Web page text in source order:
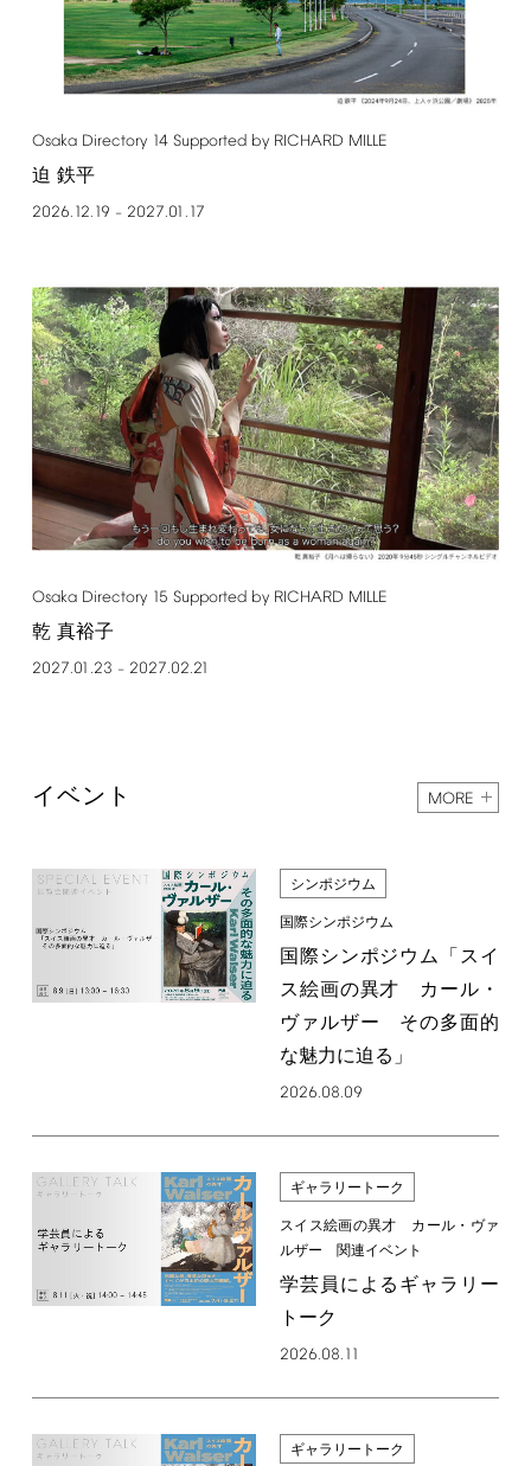
Osaka Directory 14 Supported by RICHARD MILLE
迫 鉄平
2026.12.19 – 2027.01.17
Osaka Directory 15 Supported by RICHARD MILLE
乾 真裕子
2027.01.23 – 2027.02.21
イベント MORE
シンポジウム
国際シンポジウム
国際シンポジウム「スイ
ス絵画の異才 カール・
ヴァルザー その多面的
な魅力に迫る」
2026.08.09
ギャラリートーク
スイス絵画の異才 カール・ヴァ
ルザー 関連イベント
学芸員によるギャラリー
トーク
2026.08.11
ギャラリートーク